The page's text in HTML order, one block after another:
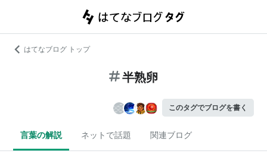
はてなブログ トップ
半熟卵
このタグでブログを書く
言葉の解説 ネットで話題 関連ブログ